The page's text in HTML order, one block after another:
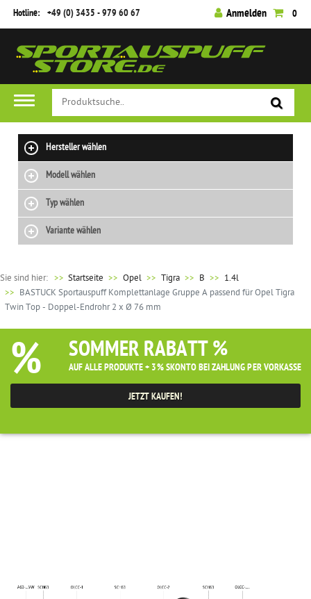
Hotline: +49 (0) 3435 - 979 60 67 Anmelden 0
Hersteller wählen
Modell wählen
Typ wählen
Variante wählen
Sie sind hier: >> Startseite Opel Tigra B
1.4l
BASTUCK Sportauspuff Komplettanlage Gruppe A passend für Opel Tigra
Twin Top - Doppel-Endrohr 2 x Ø 76 mm
% SOMMER RABATT %
AUF ALLE PRODUKTE + 3% SKONTO BEI ZAHLUNG PER VORKASSE
JETZT KAUFEN!